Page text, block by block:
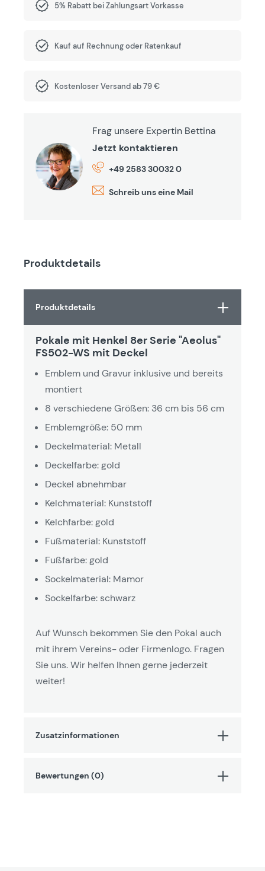
5% Rabatt bei Zahlungsart Vorkasse
Kauf auf Rechnung oder Ratenkauf
Kostenloser Versand ab 79 €
Frag unsere Expertin Bettina
Jetzt kontaktieren
+49 2583 30032 0
Schreib uns eine Mail
Produktdetails
Produktdetails
Pokale mit Henkel 8er Serie "Aeolus"
FS502-WS mit Deckel
Emblem und Gravur inklusive und bereits
montiert
8 verschiedene Größen: 36 cm bis 56 cm
Emblemgröße: 50 mm
Deckelmaterial: Metall
Deckelfarbe: gold
Deckel abnehmbar
Kelchmaterial: Kunststoff
Kelchfarbe: gold
Fußmaterial: Kunststoff
Fußfarbe: gold
Sockelmaterial: Mamor
Sockelfarbe: schwarz
Auf Wunsch bekommen Sie den Pokal auch
mit ihrem Vereins- oder Firmenlogo. Fragen
Sie uns. Wir helfen Ihnen gerne jederzeit
weiter!
Zusatzinformationen
Bewertungen (0)